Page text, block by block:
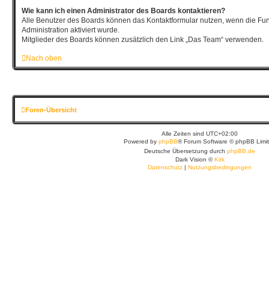
Wie kann ich einen Administrator des Boards kontaktieren?
Alle Benutzer des Boards können das Kontaktformular nutzen, wenn die
Administration aktiviert wurde.
Mitglieder des Boards können zusätzlich den Link „Das Team“ verwenden.
Nach oben
Foren-Übersicht
Alle Zeiten sind UTC+02:00
Powered by phpBB® Forum Software © phpBB
Deutsche Übersetzung durch phpBB.de
Dark Vision ©Kirk
Datenschutz | Nutzungsbedingungen